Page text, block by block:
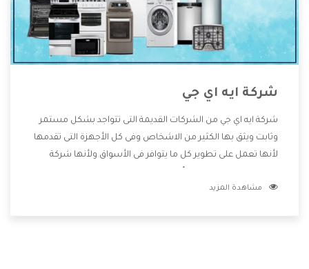
شركة ايه اي جي
شركة ايه اي جي من الشركات القديمة التى تتواجد بشكل مستمر
وثابت ويثق بها الكثير من الاشخاص وفى كل الأجهزة التى تقدمها
لأنها تعمل على تطوير كل ما يتوافر فى الأسواق ولأنها شركة
وتقدم للعملاء أقوى العروض والخصومات التى تسهل على
مشاهدة المزيد